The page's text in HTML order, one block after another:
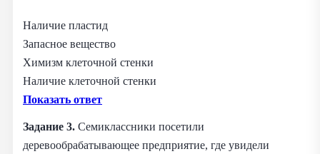
Наличие пластид
Запасное вещество
Химизм клеточной стенки
Наличие клеточной стенки
Показать ответ
Задание 3. Семиклассники посетили
деревообрабатывающее предприятие, где увидели